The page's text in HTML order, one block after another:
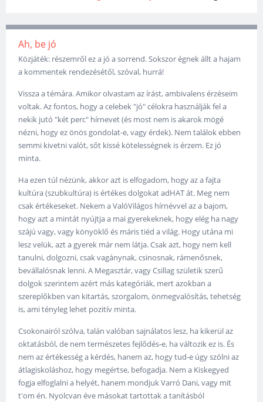
Ah, be jó
Közjáték: részemről ez a jó a sorrend. Sokszor égnek állt a hajam
a kommentek rendezésétől, szóval, hurrá!
Vissza a témára. Amikor olvastam az írást, ambivalens érzéseim
voltak. Az fontos, hogy a celebek "jó" célokra használják fel a
nekik jutó "két perc" hírnevet (és most nem is akarok mögé
nézni, hogy ez önös gondolat-e, vagy érdek). Nem találok ebben
semmi kivetni valót, sőt kissé kötelességnek is érzem. Ez jó
minta.
Ha ezen túl nézünk, akkor azt is elfogadom, hogy az a fajta
kultúra (szubkultúra) is értékes dolgokat adHAT át. Meg nem
csak értékeseket. Nekem a ValóVilágos hírnévvel az a bajom,
hogy azt a mintát nyújtja a mai gyerekeknek, hogy elég ha nagy
szájú vagy, vagy könyöklő és máris tiéd a világ. Hogy utána mi
lesz velük, azt a gyerek már nem látja. Csak azt, hogy nem kell
tanulni, dolgozni, csak vagánynak, csinosnak, rámenősnek,
bevállalósnak lenni. A Megasztár, vagy Csillag születik szerű
dolgok szerintem azért más kategóriák, mert azokban a
szereplőkben van kitartás, szorgalom, önmegvalósítás, tehetség
is, ami tényleg lehet pozitív minta.
Csokonairól szólva, talán valóban sajnálatos lesz, ha kikerül az
oktatásból, de nem természetes fejlődés-e, ha változik ez is. És
nem az értékesség a kérdés, hanem az, hogy tud-e úgy szólni az
átlagiskoláshoz, hogy megértse, befogadja. Nem a Kiskegyed
fogja elfoglalni a helyét, hanem mondjuk Varró Dani, vagy mit
t'om én. Nyolcvan éve másokat tartottak a tanításból